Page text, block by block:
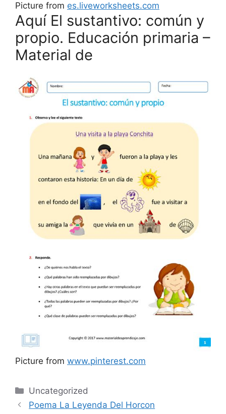
Picture from es.liveworksheets.com
Aquí El sustantivo: común y
propio. Educación primaria –
Material de
Picture from www.pinterest.com
Categories
Uncategorized
Poema La Leyenda Del Horcon